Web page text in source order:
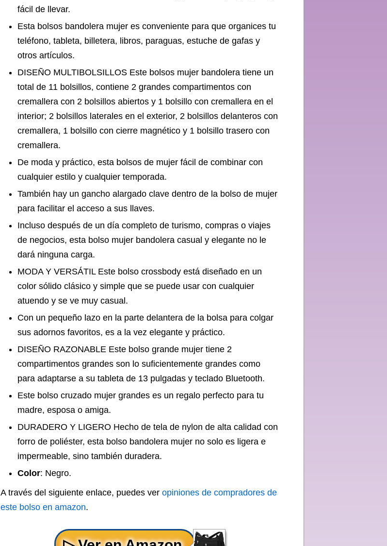
fácil de llevar.
Esta bolsos bandolera mujer es conveniente para que organices tu
teléfono, tableta, billetera, libros, paraguas, estuche de gafas y
otros artículos.
DISEÑO MULTIBOLSILLOS Este bolsos mujer bandolera tiene un
total de 11 bolsillos, contiene 2 grandes compartimentos con
cremallera con 2 bolsillos abiertos y 1 bolsillo con cremallera en el
interior; 2 bolsillos laterales en el exterior, 2 bolsillos delanteros con
cremallera, 1 bolsillo con cierre magnético y 1 bolsillo trasero con
cremallera.
De moda y práctico, esta bolsos de mujer fácil de combinar con
cualquier estilo y cualquier temporada.
También hay un gancho alargado clave dentro de la bolso de mujer
para facilitar el acceso a sus llaves.
Incluso después de un día completo de turismo, compras o viajes
de negocios, esta bolso mujer bandolera casual y elegante no le
dará ninguna carga.
MODA Y VERSÁTIL Este bolso crossbody está diseñado en un
color sólido clásico y simple que se puede usar con cualquier
atuendo y se ve muy casual.
Con un pequeño lazo en la parte delantera de la bolsa para colgar
sus adornos favoritos, es a la vez elegante y práctico.
DISEÑO RAZONABLE Este bolso grande mujer tiene 2
compartimentos grandes son lo suficientemente grandes como
para adaptarse a su tableta de 13 pulgadas y teclado Bluetooth.
Este bolso cruzado mujer grandes es un regalo perfecto para tu
madre, esposa o amiga.
DURADERO Y LIGERO Hecho de tela de nylon de alta calidad con
forro de poliéster, esta bolso bandolera mujer no solo es ligera e
impermeable, sino también duradera.
Color: Negro.
A través del siguiente enlace, puedes ver opiniones de compradores de
este bolso en amazon.